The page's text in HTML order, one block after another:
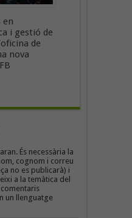
en
i gestió de
de
nova
És necessària la
cognom i correu
no es publicarà) i
a la temàtica del
un llenguatge